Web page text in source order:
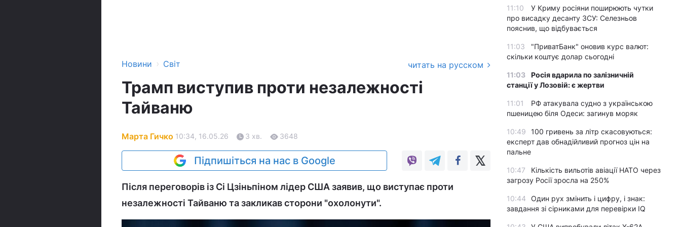
Новини › Світ читать на русском
Трамп виступив проти незалежності
Тайваню
Марта Гичко 10:34, 16.05.26 3 хв. 3648
Підпишіться на нас в Google
Після переговорів із Сі Цзіньпіном лідер США заявив, що виступає проти
незалежності Тайваню та закликав сторони "охолонути".
11:10
У Криму росіяни поширюють чутки
про висадку десанту ЗСУ: Селезньов
пояснив, що відбувається
11:03
"ПриватБанк" оновив курс валют:
скільки коштує долар сьогодні
11:03
Росія вдарила по залізничній
станції у Лозовій: є жертви
11:01
РФ атакувала судно з українською
пшеницею біля Одеси: загинув моряк
10:49
100 гривень за літр скасовуються:
експерт дав обнадійливий прогноз цін на
пальне
10:47
Кількість вильотів авіації НАТО через
загрозу Росії зросла на 250%
10:44
Один рух змінить і цифру, і знак:
завдання зі сірниками для перевірки IQ